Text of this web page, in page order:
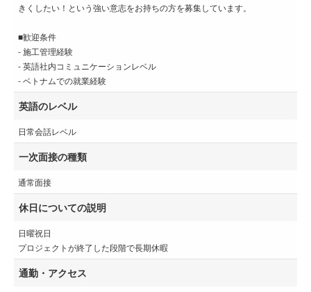
きくしたい！という強い意志をお持ちの方を募集しています。
■歓迎条件
- 施工管理経験
- 英語社内コミュニケーションレベル
- ベトナムでの就業経験
英語のレベル
日常会話レベル
一次面接の種類
通常面接
休日についての説明
日曜祝日
プロジェクトが終了した段階で長期休暇
通勤・アクセス